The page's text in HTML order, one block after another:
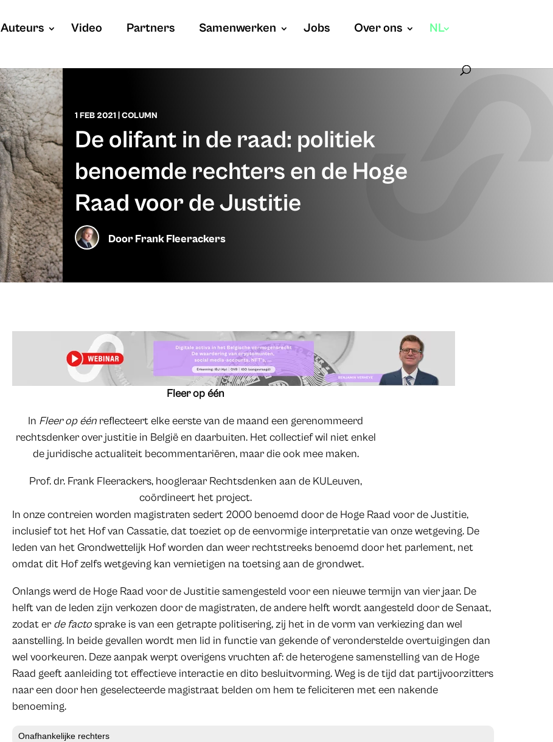
Auteurs Video Partners Samenwerken Jobs Over ons NL
1 FEB 2021 COLUMN
De olifant in de raad: politiek
benoemde rechters en de Hoge
Raad voor de Justitie
DoorFrank Fleerackers
Fleer op één
In Fleer op één reflecteert elke eerste van de maand een gerenommeerd
rechtsdenker over justitie in België en daarbuiten. Het collectief wil niet enkel
de juridische actualiteit becommentariëren, maar die ook mee maken.
Prof. dr. Frank Fleerackers, hoogleraar Rechtsdenken aan de KULeuven,
coördineert het project.
In onze contreien worden magistraten sedert 2000 benoemd door de Hoge Raad voor de Justitie,
inclusief tot het Hof van Cassatie, dat toeziet op de eenvormige interpretatie van onze wetgeving. De
leden van het Grondwettelijk Hof worden dan weer rechtstreeks benoemd door het parlement, net
omdat dit Hof zelfs wetgeving kan vernietigen na toetsing aan de grondwet.
Onlangs werd de Hoge Raad voor de Justitie samengesteld voor een nieuwe termijn van vier jaar. De
helft van de leden zijn verkozen door de magistraten, de andere helft wordt aangesteld door de Senaat,
zodat er de factosprake is van een getrapte politisering, zij het in de vorm van verkiezing dan wel
aanstelling. In beide gevallen wordt men lid in functie van gekende of veronderstelde overtuigingen dan
wel voorkeuren. Deze aanpak werpt overigens vruchten af: de heterogene samenstelling van de Hoge
Raad geeft aanleiding tot effectieve interactie en dito besluitvorming. Weg is de tijd dat partijvoorzitters
naar een door hen geselecteerde magistraat belden om hem te feliciteren met een nakende
benoeming.
Onafhankelijke rechters